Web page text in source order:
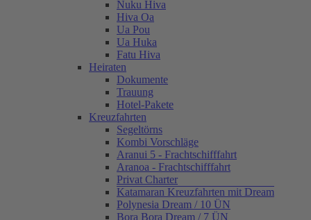
Nuku Hiva
Hiva Oa
Ua Pou
Ua Huka
Fatu Hiva
Heiraten
Dokumente
Trauung
Hotel-Pakete
Kreuzfahrten
Segeltörns
Kombi Vorschläge
Aranui 5 - Frachtschifffahrt
Aranoa - Frachtschifffahrt
Privat Charter
Katamaran Kreuzfahrten mit Dream
Polynesia Dream / 10 ÜN
Bora Bora Dream / 7 ÜN